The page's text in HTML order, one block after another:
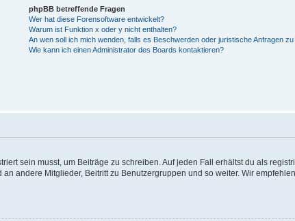
phpBB betreffende Fragen
Wer hat diese Forensoftware entwickelt?
Warum ist Funktion x oder y nicht enthalten?
An wen soll ich mich wenden, falls es Beschwerden oder juristische Anfragen
Wie kann ich einen Administrator des Boards kontaktieren?
sein musst, um Beiträge zu schreiben. Auf jeden Fall erhältst du als
andere Mitglieder, Beitritt zu Benutzergruppen und so weiter. Wir